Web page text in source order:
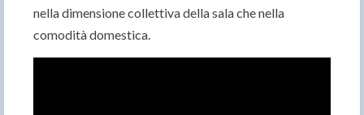
nella dimensione collettiva della sala che nella
comodità domestica.